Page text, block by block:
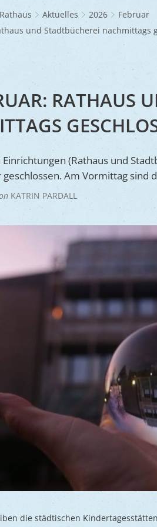
Ukraine Wir als
Rathaus Aktuelles 2026
Februar
und Stadtbücherei nachmittags
RATHAUS
(Rathaus und
geschlossen. Am Vormittag sind
KATRIN PARDALL
die städtischen